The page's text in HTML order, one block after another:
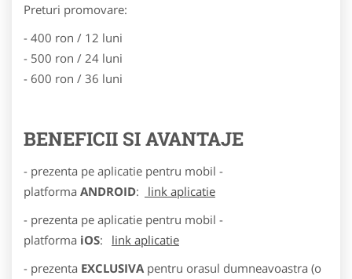
Preturi promovare:
- 400 ron / 12 luni
- 500 ron / 24 luni
- 600 ron / 36 luni
BENEFICII SI AVANTAJE
- prezenta pe aplicatie pentru mobil -
platforma ANDROID:
link aplicatie
- prezenta pe aplicatie pentru mobil -
platforma iOS:
link aplicatie
- prezenta EXCLUSIVA pentru orasul dumneavoastra (o